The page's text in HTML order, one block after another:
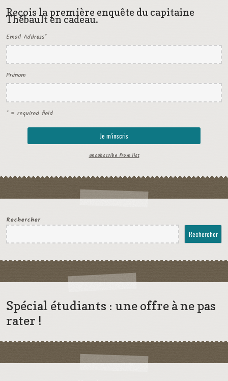
Reçois la première enquête du capitaine
Thébault en cadeau.
Email Address*
Prénom
* = required field
unsubscribe from list
Rechercher
Rechercher
Spécial étudiants : une offre à ne pas
rater !